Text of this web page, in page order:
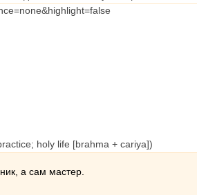
holy life [brahma + cariya])
а сам мастер.